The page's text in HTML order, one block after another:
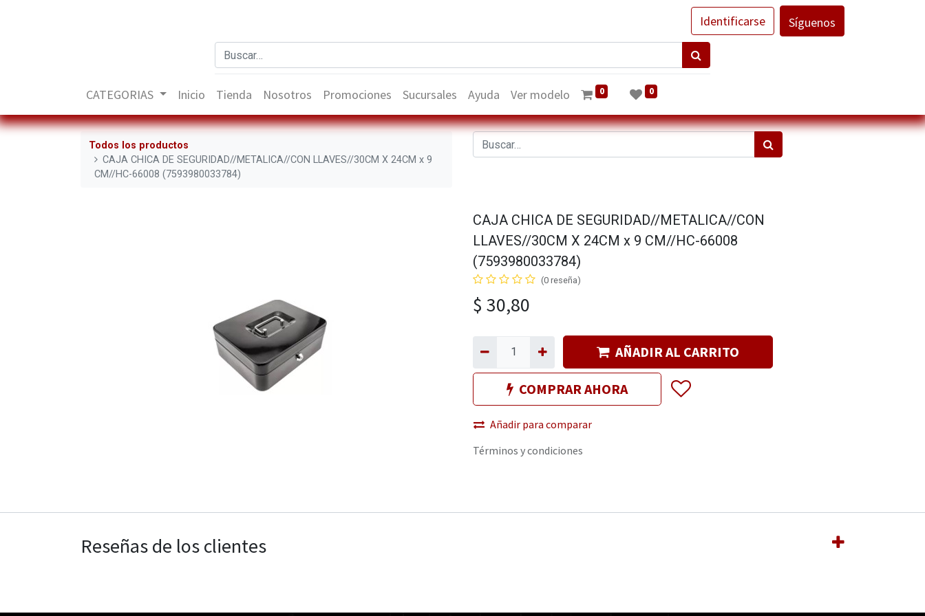
Identificarse Síguenos
CATEGORIAS Inicio Tienda Nosotros Promociones Sucursales Ayuda Ver modelo 0 0
Todos los productos
CAJA CHICA DE SEGURIDAD//METALICA//CON LLAVES//30CM X 24CM x 9
CM//HC-66008 (7593980033784)
CAJA CHICA DE SEGURIDAD//METALICA//CON
LLAVES//30CM X 24CM x 9 CM//HC-66008
(7593980033784)
(0 reseña)
$ 30,80
AÑADIR AL CARRITO
COMPRAR AHORA
Añadir para comparar
Términos y condiciones
Reseñas de los clientes